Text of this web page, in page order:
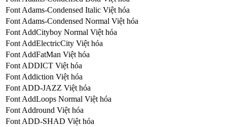
Font Adams-Condensed Italic Việt hóa
Font Adams-Condensed Normal Việt hóa
Font AddCityboy Normal Việt hóa
Font AddElectricCity Việt hóa
Font AddFatMan Việt hóa
Font ADDICT Việt hóa
Font Addiction Việt hóa
Font ADD-JAZZ Việt hóa
Font AddLoops Normal Việt hóa
Font Addround Việt hóa
Font ADD-SHAD Việt hóa